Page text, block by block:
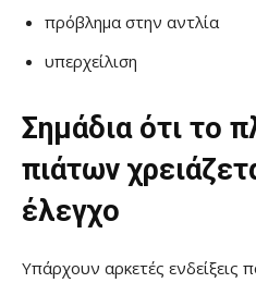
πρόβλημα στην αντλία
υπερχείλιση
Σημάδια ότι το
πιάτων
έλεγχο
Υπάρχουν αρκετές ενδείξεις